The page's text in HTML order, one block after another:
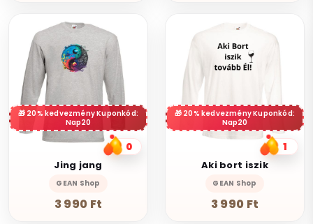
20% kedvezmény Kuponkód:
Nap20
0
Jing jang
GEAN Shop
3 990 Ft
20% kedvezmény Kuponkód:
Nap20
1
Aki bort iszik
GEAN Shop
3 990 Ft